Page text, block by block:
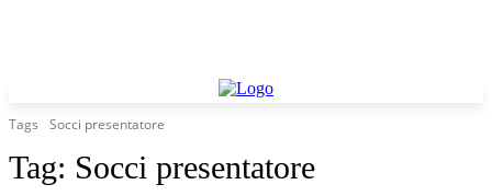
Tags Socci presentatore
Tag: Socci presentatore